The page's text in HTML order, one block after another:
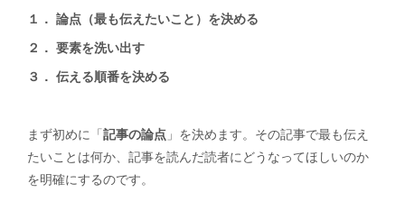
１． 論点（最も伝えたいこと）を決める
２． 要素を洗い出す
３． 伝える順番を決める
まず初めに「記事の論点 」を決めます。その記事で最も伝え
たいことは何か、記事を読んだ読者にどうなってほしいのか
を明確にするのです。